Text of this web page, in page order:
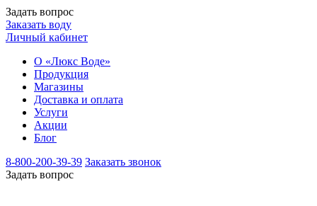
Задать вопрос
Заказать воду
Личный кабинет
О «Люкс Воде»
Продукция
Магазины
Доставка и оплата
Услуги
Акции
Блог
8-800-200-39-39 Заказать звонок
Задать вопрос